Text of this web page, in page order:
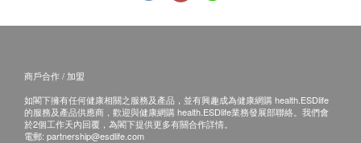
客服熱線: (852) 3151-2288
商戶合作 / 加盟
如閣下擁有任何健康相關之服務及產品，並有興趣成為健康網購 health.ESDlife
的服務及產品供應商，歡迎與健康網購 health.ESDlife業務發展部聯絡。我們會
於2個工作天內回覆，為閣下提供更多有關合作詳情。
電郵: partnership@esdlife.com